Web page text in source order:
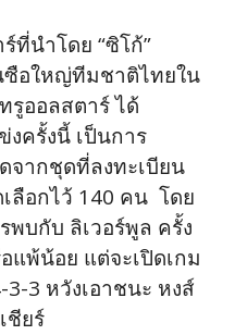
ที่นำโดย “ซิโก้”
ซือใหญ่ทีมชาติไทยใน
ออลสตาร์ ได้
งครั้งนี้ เป็นการ
จากชุดที่ลงทะเบียน
ลือกไว้ 140 คน โดย
บกับ ลิเวอร์พูล ครั้ง
พ้น้อย แต่จะเปิดเกม
3 หวังเอาชนะ หงส์
ชียร์